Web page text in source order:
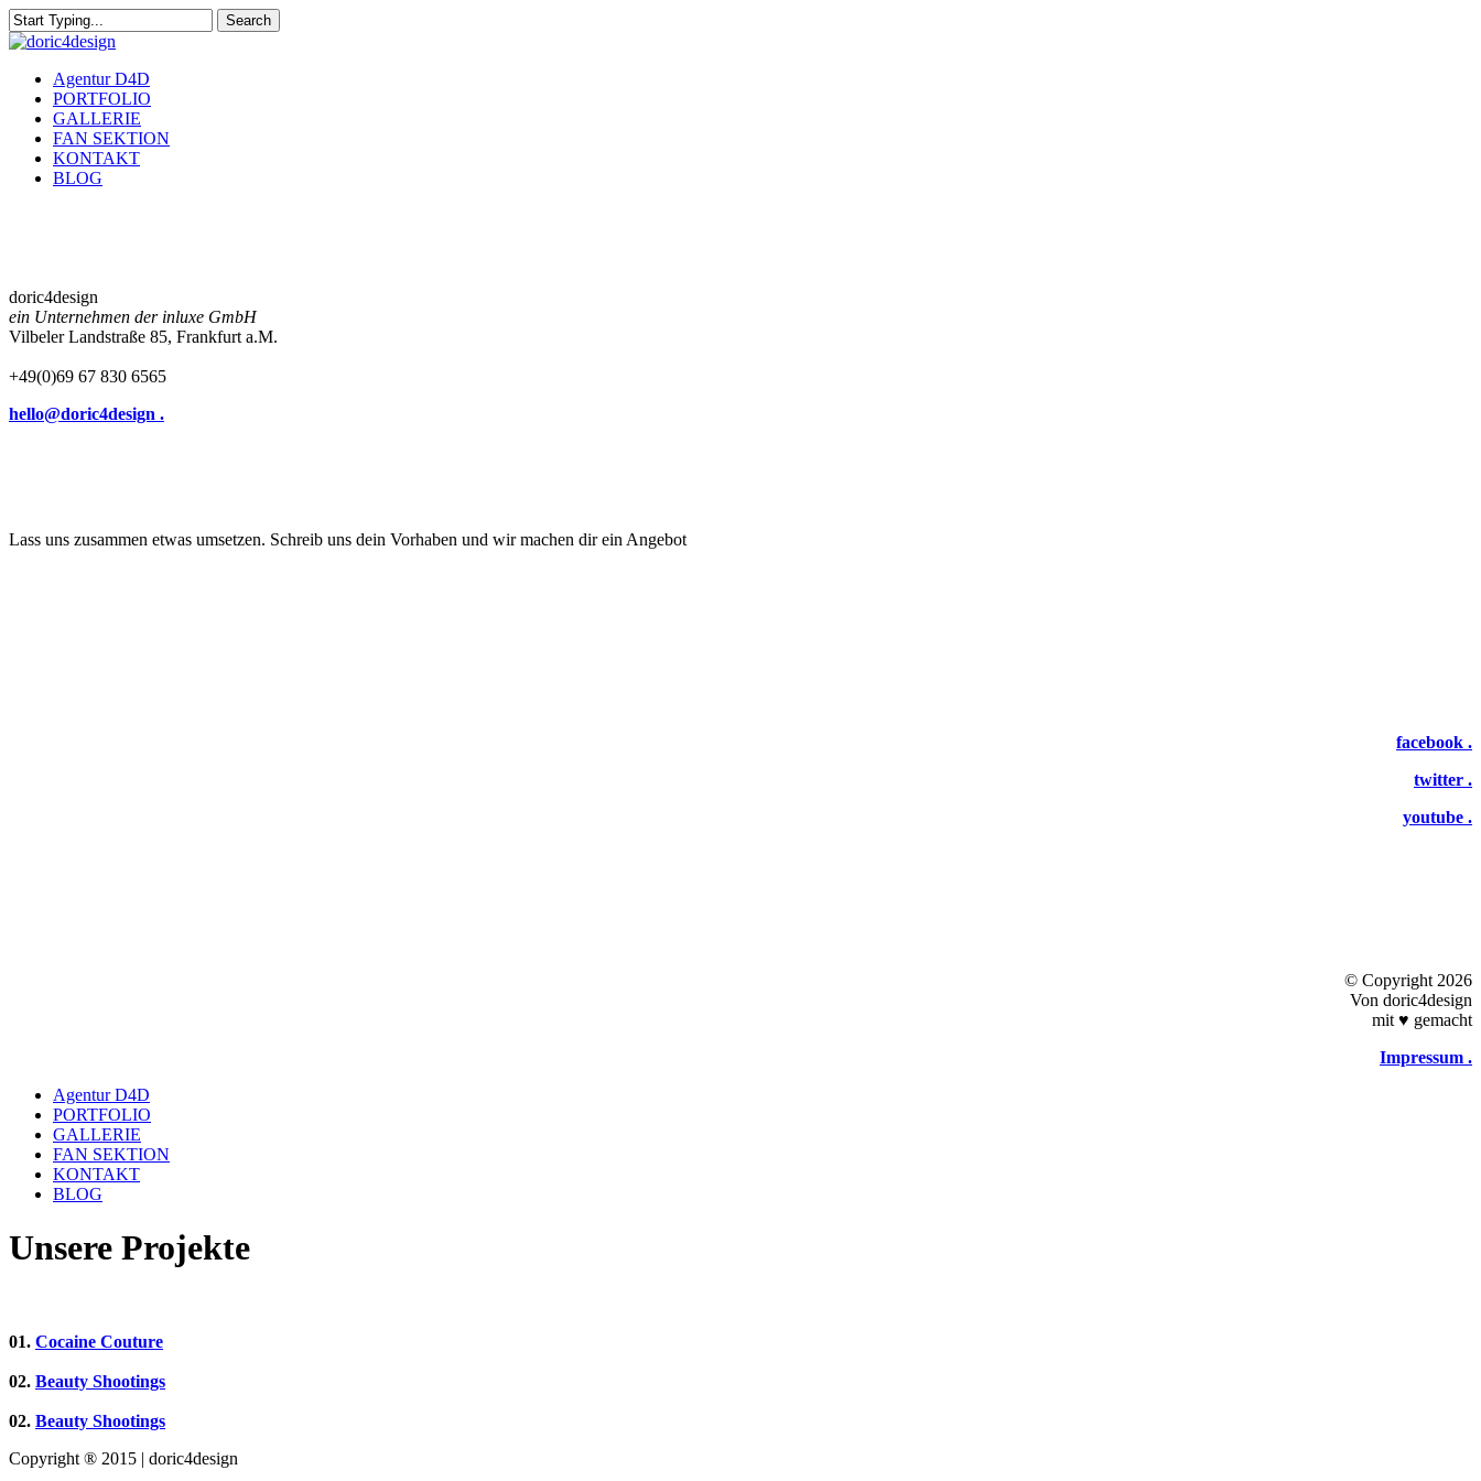
Skip
to
content
Search
Close
Menu
Agentur D4D
PORTFOLIO
GALLERIE
FAN SEKTION
KONTAKT
BLOG
doric4design
ein Unternehmen der inluxe GmbH
Vilbeler Landstraße 85, Frankfurt a.M.
+49(0)69 67 830 6565
hello@doric4design .
Lass uns zusammen etwas umsetzen. Schreib uns dein Vorhaben und wir machen dir ein Angebot
facebook .
twitter .
youtube .
© Copyright 2026
Von doric4design
mit ♥ gemacht
Impressum .
Close
Menu
Agentur D4D
PORTFOLIO
GALLERIE
FAN SEKTION
KONTAKT
BLOG
Unsere Projekte
01. Cocaine Couture
02. Beauty Shootings
02. Beauty Shootings
Copyright ® 2015 | doric4design